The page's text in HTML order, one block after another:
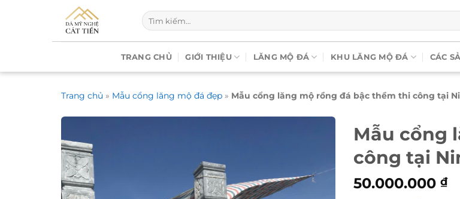
Tìm
kiếm:
TRANG CHỦ GIỚI THIỆU LĂNG MỘ ĐÁ KHU LĂNG MỘ ĐÁ CÁC
Trang chủ » Mẫu cổng lăng mộ đá đẹp » Mẫu cổng lăng mộ rồng đá bậc thềm thi công tại
Mẫu cổng
công tại
50.000.000 ₫